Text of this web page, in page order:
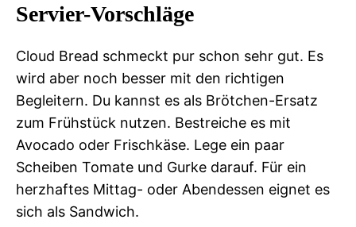
Servier-Vorschläge
Cloud Bread schmeckt pur schon sehr gut. Es
wird aber noch besser mit den richtigen
Begleitern. Du kannst es als Brötchen-Ersatz
zum Frühstück nutzen. Bestreiche es mit
Avocado oder Frischkäse. Lege ein paar
Scheiben Tomate und Gurke darauf. Für ein
herzhaftes Mittag- oder Abendessen eignet es
sich als Sandwich.